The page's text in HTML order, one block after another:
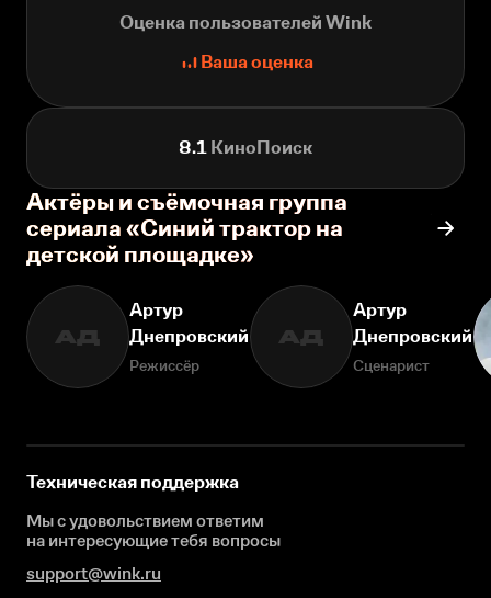
Оценка пользователей Wink
Ваша оценка
8.1 КиноПоиск
Актёры и съёмочная группа
сериала «Синий трактор на
детской площадке»
АД
Артур
Днепровский
Режиссёр
АД
Артур
Днепровский
Сценарист
Техническая поддержка
Мы с удовольствием ответим
на интересующиетебя вопросы
support@wink.ru